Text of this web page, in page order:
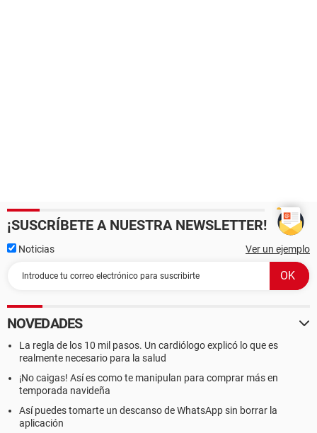
¡SUSCRÍBETE A NUESTRA NEWSLETTER!
Noticias Ver un ejemplo
NOVEDADES
La regla de los 10 mil pasos. Un cardiólogo explicó lo que es
realmente necesario para la salud
¡No caigas! Así es como te manipulan para comprar más en
temporada navideña
Así puedes tomarte un descanso de WhatsApp sin borrar la
aplicación